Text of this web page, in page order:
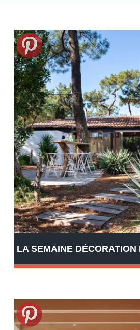
LA SEMAINE DÉCORATION